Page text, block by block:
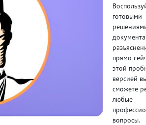
готовыми
прямо
этой
версией
сможете
любые
вопросы.